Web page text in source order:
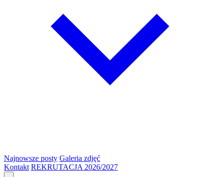
Najnowsze posty Galeria zdjęć
Kontakt REKRUTACJA 2026/2027